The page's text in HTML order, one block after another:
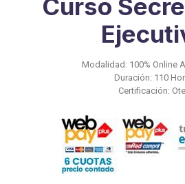
Curso
Modalidad: 100% Online
Duración: 110
Certificación: